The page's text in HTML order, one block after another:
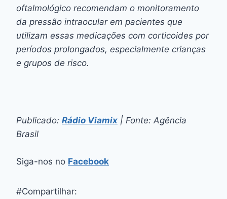
oftalmológico recomendam o monitoramento
da pressão intraocular em pacientes que
utilizam essas medicações com corticoides por
períodos prolongados, especialmente crianças
e grupos de risco.
Publicado: Rádio Viamix | Fonte: Agência
Brasil
Siga-nos no Facebook
#Compartilhar: